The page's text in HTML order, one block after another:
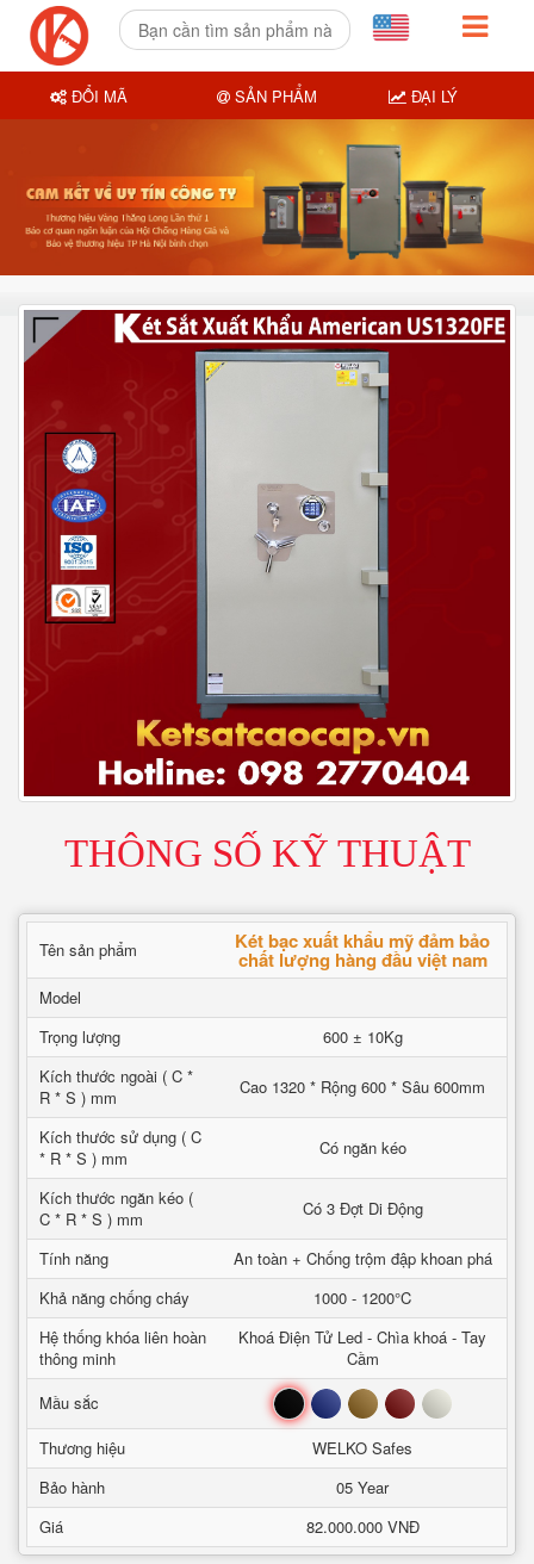
THÔNG SỐ KỸ THUẬT
Tên sản phẩm Két bạc xuất khẩu mỹ đảm bảo
chất lượng hàng đầu việt nam
Model
Trọng lượng
600 ± 10Kg
Kích thước ngoài ( C *
R * S ) mm
Cao 1320 * Rộng 600 * Sâu 600mm
Kích thước sử dụng ( C
* R * S ) mm
Có ngăn kéo
Kích thước ngăn kéo (
C * R * S ) mm
Có 3 Đợt Di Động
Tính năng
An toàn + Chống trộm đập khoan phá
Khả năng chống cháy
1000 - 1200°C
Hệ thống khóa liên hoàn
thông minh
Khoá Điện Tử Led - Chìa khoá - Tay
Cầm
Mầu sắc
Đen Xanh Nâu Đỏ Trắng
Thương hiệu
WELKO Safes
Bảo hành
05 Year
Giá
82.000.000 VNĐ
ĐỔI MÃ SẢN PHẨM ĐẠI LÝ